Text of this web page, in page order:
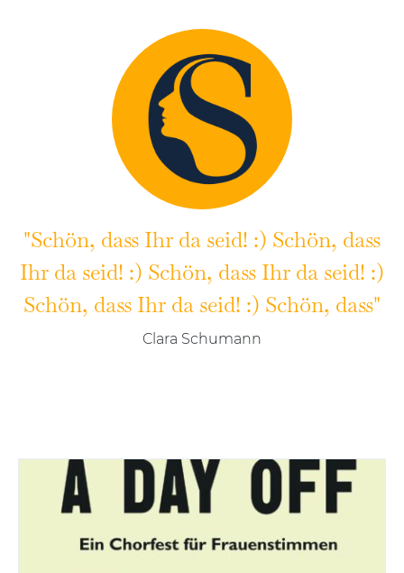
"Schön, dass Ihr da seid! :) Schön, dass
Ihr da seid! :) Schön, dass Ihr da seid! :)
Schön, dass Ihr da seid! :) Schön, dass"
Clara Schumann